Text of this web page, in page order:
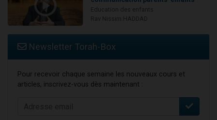
Newsletter Torah-Box
Pour recevoir chaque semaine les nouveaux cours et
articles, inscrivez-vous dès maintenant :